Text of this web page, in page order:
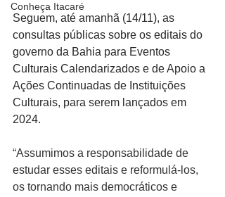
Conheça Itacaré
Seguem, até amanhã (14/11), as
consultas públicas sobre os editais do
governo da Bahia para Eventos
Culturais Calendarizados e de Apoio a
Ações Continuadas de Instituições
Culturais, para serem lançados em
2024.
“Assumimos a responsabilidade de
estudar esses editais e reformulá-los,
os tornando mais democráticos e